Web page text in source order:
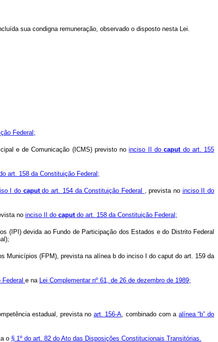
sua condigna remuneração, observado o disposto nesta Lei.
Federal;
e de Comunicação (ICMS) previsto noinciso II docaput do art. 155
art. 158 da Constituição Federal;
I do caputdo art. 154 da Constituição Federal , prevista no inciso II do
no inciso II do caput do art. 158 da Constituição Federal;
(IPI) devida ao Fundo de Participação dos Estados e do Distrito Federal
Municípios (FPM), prevista na alínea b do inciso I do caput do art. 159 da
e na Lei Complementar nº 61, de 26 de dezembro de 1989;
estadual, prevista no art. 156-A, combinado com a alínea “b” do
o § 1º do art. 82 do Ato das Disposições Constitucionais Transitórias.